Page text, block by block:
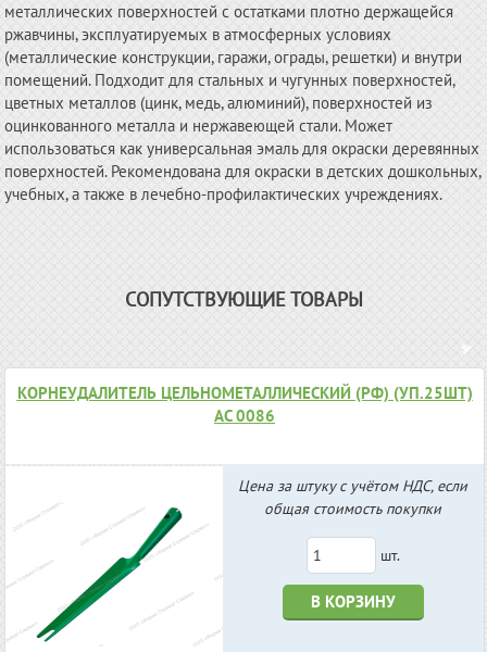
металлических поверхностей с остатками плотно держащейся
ржавчины, эксплуатируемых в атмосферных условиях
(металлические конструкции, гаражи, ограды, решетки) и внутри
помещений. Подходит для стальных и чугунных поверхностей,
цветных металлов (цинк, медь, алюминий), поверхностей из
оцинкованного металла и нержавеющей стали. Может
использоваться как универсальная эмаль для окраски деревянных
поверхностей. Рекомендована для окраски в детских дошкольных,
учебных, а также в лечебно-профилактических учреждениях.
СОПУТСТВУЮЩИЕ ТОВАРЫ
КОРНЕУДАЛИТЕЛЬ ЦЕЛЬНОМЕТАЛЛИЧЕСКИЙ (РФ) (УП.25ШТ)
АС 0086
Цена за штуку с учётом НДС, если
общая стоимость покупки
шт.
В КОРЗИНУ